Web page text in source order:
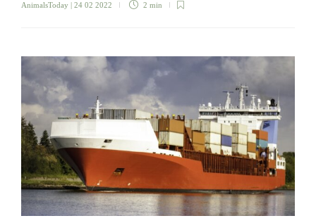
AnimalsToday | 24 02 2022 2 min